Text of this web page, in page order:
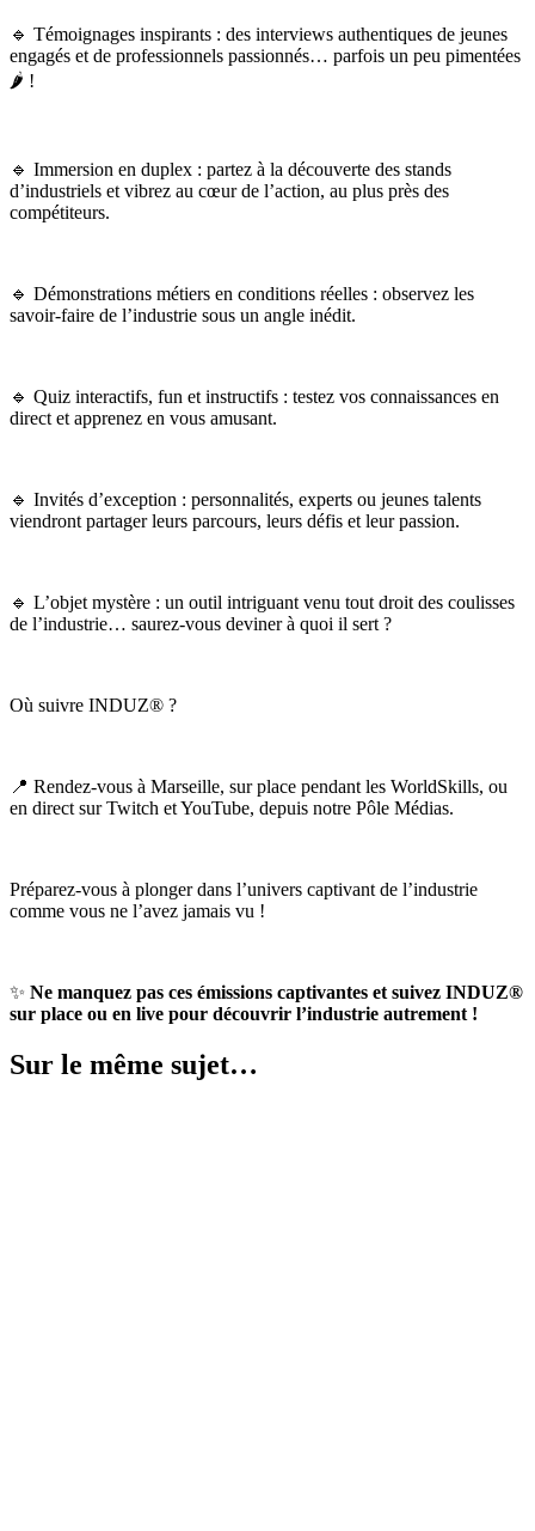
🔹 Témoignages inspirants : des interviews authentiques de jeunes
engagés et de professionnels passionnés… parfois un peu pimentées
🌶️ !
🔹 Immersion en duplex : partez à la découverte des stands
d’industriels et vibrez au cœur de l’action, au plus près des
compétiteurs.
🔹 Démonstrations métiers en conditions réelles : observez les
savoir-faire de l’industrie sous un angle inédit.
🔹 Quiz interactifs, fun et instructifs : testez vos connaissances en
direct et apprenez en vous amusant.
🔹 Invités d’exception : personnalités, experts ou jeunes talents
viendront partager leurs parcours, leurs défis et leur passion.
🔹 L’objet mystère : un outil intriguant venu tout droit des coulisses
de l’industrie… saurez-vous deviner à quoi il sert ?
Où suivre INDUZ® ?
📍 Rendez-vous à Marseille, sur place pendant les WorldSkills, ou
en direct sur Twitch et YouTube, depuis notre Pôle Médias.
Préparez-vous à plonger dans l’univers captivant de l’industrie
comme vous ne l’avez jamais vu !
✨ Ne manquez pas ces émissions captivantes et suivez INDUZ®
sur place ou en live pour découvrir l’industrie autrement !
Sur le même sujet…